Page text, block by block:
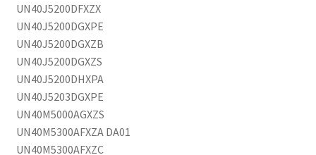
UN40J5200DFXZX
UN40J5200DGXPE
UN40J5200DGXZB
UN40J5200DGXZS
UN40J5200DHXPA
UN40J5203DGXPE
UN40M5000AGXZS
UN40M5300AFXZA DA01
UN40M5300AFXZC